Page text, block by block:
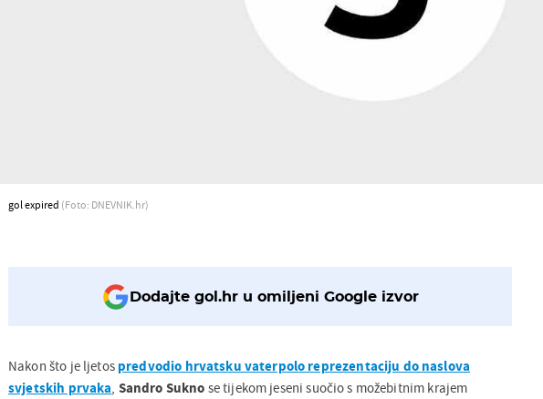
gol expired (Foto: DNEVNIK.hr)
Dodajte gol.hr u omiljeni Google izvor
Nakon što je ljetos predvodio hrvatsku vaterpolo reprezentaciju do naslova
svjetskih prvaka, Sandro Sukno se tijekom jeseni suočio s možebitnim krajem